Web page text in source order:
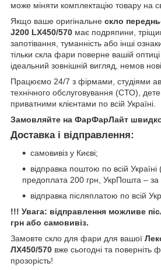
може міняти комплектацію товару на
Якщо ваше оригінальне скло
J200 LX450/570 має подряпини,
запотівання, туманність або інші
тільки скла фари поверне вашій оптиці
ідеальний зовнішній вигляд, немов
Працюємо 24/7 з фірмами, студіями
технічного обслуговування (СТО),
приватними клієнтами по всій Україні.
Замовляйте на ФарФарЛайт
Доставка і відправлення:
самовивіз у Києві;
відправка поштою по всій
предоплата 200 грн, УкрПошта – за
відправка післяплатою по всій
!!! Увага: відправлення можливе
грн або самовивіз.
Замовте скло для фари для вашої
ЛХ450/570 вже сьогодні та поверніть
прозорість!